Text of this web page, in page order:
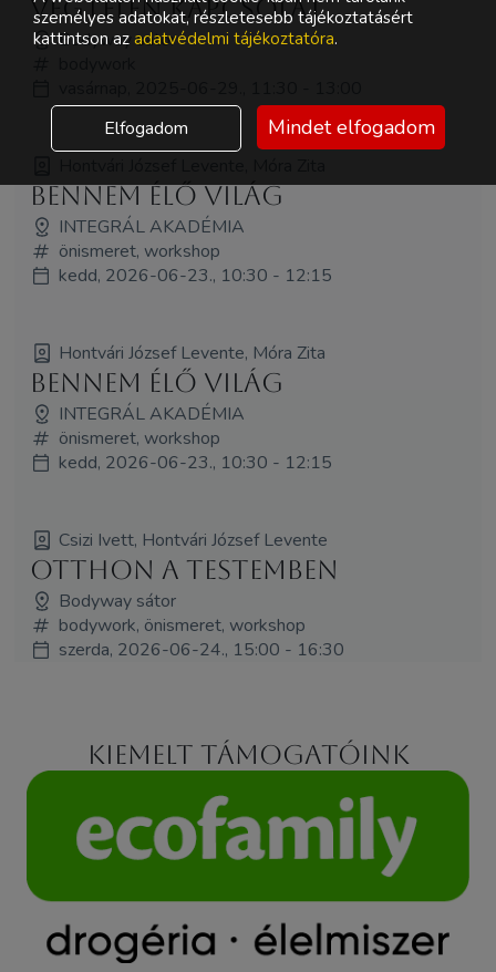
Végtelen kapcsolat
Bodyway sátor
Bennem élő világ
INTEGRÁL AKADÉMIA
önismeret, workshop
kedd, 2026-06-23., 10:30 - 12:15
Hontvári József Levente, Móra Zita
Bennem élő világ
INTEGRÁL AKADÉMIA
önismeret, workshop
kedd, 2026-06-23., 10:30 - 12:15
Csizi Ivett, Hontvári József Levente
Otthon a testemben
Bodyway sátor
bodywork, önismeret, workshop
szerda, 2026-06-24., 15:00 - 16:30
Kiemelt támogatóink
személyes adatokat, részletesebb tájékoztatásért
kattintson az adatvédelmi tájékoztatóra.
Elfogadom Mindet elfogadom